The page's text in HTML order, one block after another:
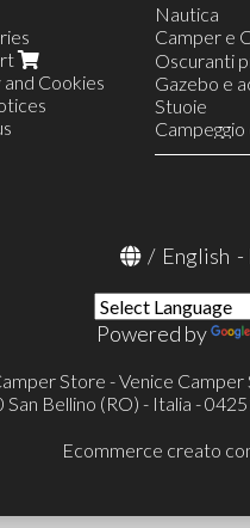
and Cookies
Nautica
Camper e
Linea
Finestre e
Serbatoi e
Linea gas
Frigoriferi
Toilette a
Pronto
Portaoggetti
Cunei e
Protezioni
Verande
Tappeti
Oscuranti
Gazebo e
Stuoie
/ English -
Powered by
Store - Venice
San Bellino (RO) - Italia -
Ecommerce creato